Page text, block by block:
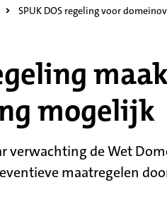
SPUK DOS regeling voor
mogelijk
verwachting de Wet
maatregelen